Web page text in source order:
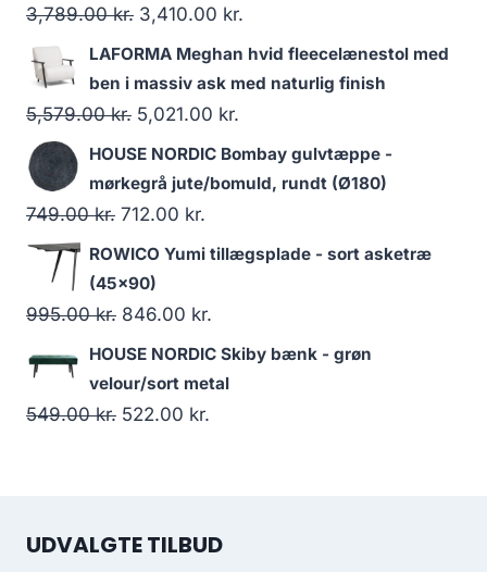
3,789.00kr. 3,410.00 kr.
LAFORMA Meghan hvid fleecelænestol med
ben i massiv ask med naturlig finish
5,579.00kr. 5,021.00 kr.
HOUSE NORDIC Bombay gulvtæppe -
mørkegrå jute/bomuld, rundt (Ø180)
749.00kr. 712.00 kr.
ROWICO Yumi tillægsplade - sort asketræ
(45x90)
995.00kr. 846.00 kr.
HOUSE NORDIC Skiby bænk - grøn
velour/sort metal
549.00kr. 522.00 kr.
UDVALGTE TILBUD